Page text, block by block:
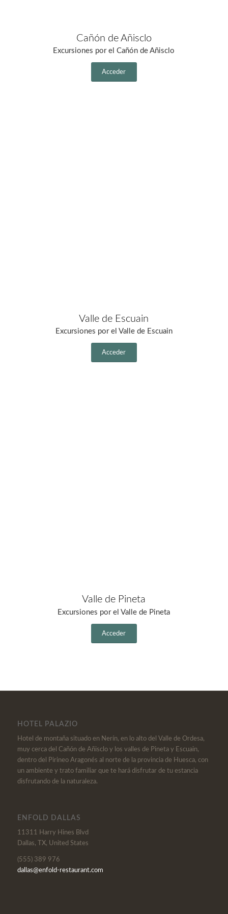
Cañón de Añisclo
Excursiones por el Cañón de Añisclo
Acceder
Valle de Escuain
Excursiones por el Valle de Escuain
Acceder
Valle de Pineta
Excursiones por el Valle de Pineta
Acceder
HOTEL PALAZIO
Hotel de montaña situado en Nerín, en lo alto del Valle de Ordesa,
muy cerca del Cañón de Añisclo y los valles de Pineta y Escuain,
dentro del Pirineo Aragonés al norte de la provincia de Huesca, con
un ambiente y trato familiar que te hará disfrutar de tu estancia
disfrutando de la naturaleza.
ENFOLD DALLAS
11311 Harry Hines Blvd
Dallas, TX, United States
(555) 389 976
dallas@enfold-restaurant.com